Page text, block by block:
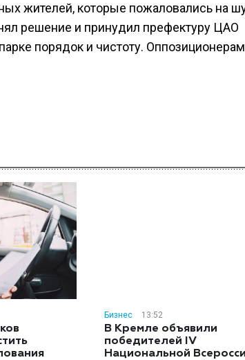
жителей, которые пожаловались на
решение и принудил префектуру ЦАО
порядок и чистоту. Оппозиционерам
Бизнес 13:52
В Кремле объявили
победителей IV
Национальной